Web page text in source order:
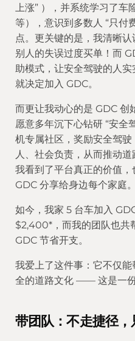
上涨” ），并系统学习了车
等），意识到多数人 “只付
点。更关键的是，我清晰
别人的失误过度买单！而
助模式，让安全驾驶的人
就决定加入 GDC。
而更让我动心的是 GDC 创
愿意多年沉下心钻研 “安全
机专属社区，奖励安全驾
人、社会负责，从而推动
我看到了平台真正的价值
GDC 分享给身边每个家庭。
如今，我家 5 台车加入
$2,400*，而我的团队也共
GDC 节省开支。
我爱上了这件事：它不仅
全的道路文化 —— 这是一份
带团队：不走捷径，